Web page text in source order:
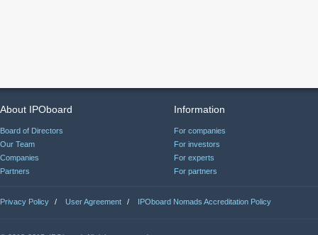
About IPOboard
Board of Directors
Our Team
Companies
Partners
Information
For companies
For investors
For experts
For partners
Privacy Policy / User Agreement / IPOboard Nomads Accreditation Policy